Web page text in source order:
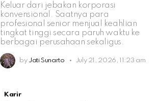
Keluar dari jebakan korporasi
konvensional. Saatnya para
profesional senior menjual keahlian
tingkat tinggi secara paruh waktu ke
berbagai perusahaan sekaligus.
by Jati Sunarto July 21, 2026, 11:23 am
Karir